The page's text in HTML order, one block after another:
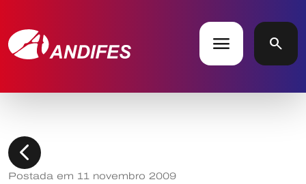
menu search
chevron_left
Postada em 11 novembro 2009